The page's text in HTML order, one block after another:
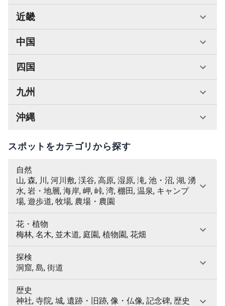
近畿
中国
四国
九州
沖縄
スポットをカテゴリから探す
自然
山, 森, 川, 河川敷, 渓谷, 高原, 湿原, 滝, 池・沼, 湖, 湧
水, 岩・地層, 海岸, 岬, 峠, 湾, 棚田, 温泉, キャンプ
場, 遊歩道, 牧場, 農場・農園
花・植物
梅林, 名木, 並木道, 庭園, 植物園, 花畑
探検
洞窟, 島, 街道
歴史
神社, 寺院, 城, 遺跡・旧跡, 像・仏像, 記念碑, 歴史